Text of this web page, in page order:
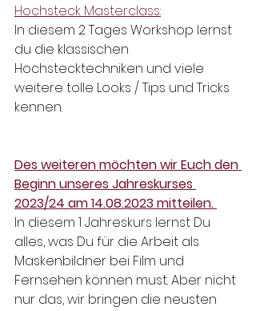
Hochsteck Masterclass:
In diesem 2 Tages Workshop lernst
du die klassischen
Hochstecktechniken und viele
weitere tolle Looks / Tips und Tricks
kennen.
Des weiteren möchten wir Euch den
Beginn unseres Jahreskurses
2023/24 am 14.08.2023 mitteilen.
In diesem 1 Jahreskurs lernst Du
alles, was Du für die Arbeit als
Maskenbildner bei Film und
Fernsehen können must. Aber nicht
nur das, wir bringen die neusten